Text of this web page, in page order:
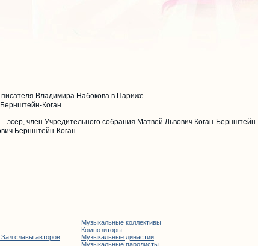
Владимира Набокова в Париже.
Коган.
член Учредительного собрания Матвей Львович Коган-Бернштейн.
Бернштейн-Коган.
славы авторов
Музыкальные коллективы
Композиторы
Музыкальные династии
Музыкальные пародисты